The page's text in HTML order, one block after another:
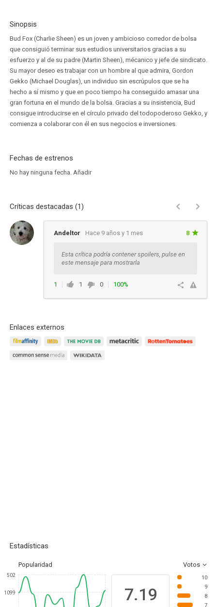
Sinopsis
Bud Fox (Charlie Sheen) es un joven y ambicioso corredor de bolsa
que consiguió terminar sus estudios universitarios gracias a su
esfuerzo y al de su padre (Martin Sheen), mécanico y jefe de sindicato.
Su mayor deseo es trabajar con un hombre al que admira, Gordon
Gekko (Michael Douglas), un individuo sin escrúpulos que se ha
hecho a sí mismo y que en poco tiempo ha conseguido amasar una
gran fortuna en el mundo de la bolsa. Gracias a su insistencia, Bud
consigue introducirse en el círculo privado del todopoderoso Gekko, y
comienza a colaborar con él en sus negocios e inversiones.
Fechas de estrenos
No hay ninguna fecha. Añadir
Críticas destacadas (1)
Andeltor Hace 9 años y 1 mes 8
Esta crítica podría contener spoilers, pulse en
este mensaje para mostrarla
1 1 0
100%
Enlaces externos
Estadísticas
Popularidad Votos
502
1099 7.19
10
9
8
7